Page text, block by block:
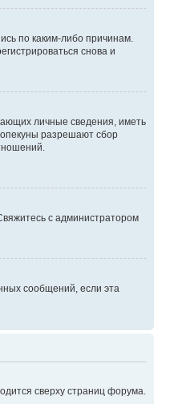
по каким-либо причинам.
снова и
личные сведения, иметь
опекуны разрешают сбор
с администратором
сообщений, если эта
сверху страниц форума.